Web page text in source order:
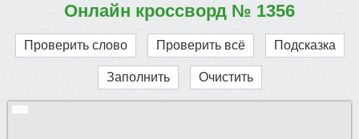
Онлайн кроссворд № 1356
Проверить слово Проверить всё Подсказка
Заполнить Очистить